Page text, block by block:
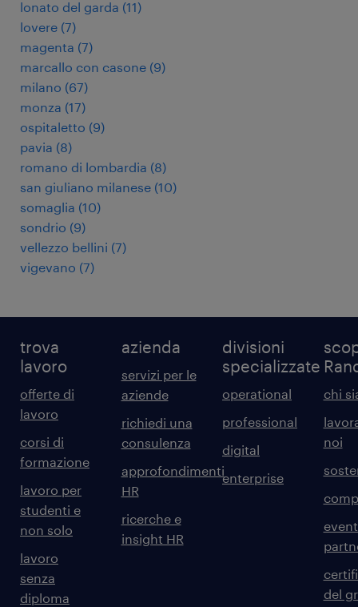
lonato del garda (11)
lovere (7)
magenta (7)
marcallo con casone (9)
milano (67)
monza (17)
ospitaletto (9)
pavia (8)
romano di lombardia (8)
san giuliano milanese (10)
somaglia (10)
sondrio (9)
vellezzo bellini (7)
vigevano (7)
trova
lavoro
offerte di
lavoro
corsi di
formazione
lavoro per
studenti e
non solo
lavoro
senza
diploma
azienda
servizi per le
aziende
richiedi una
consulenza
approfondimenti
HR
ricerche e
insight HR
divisioni
specializzate
operational
professional
digital
enterprise
chi
noi
del